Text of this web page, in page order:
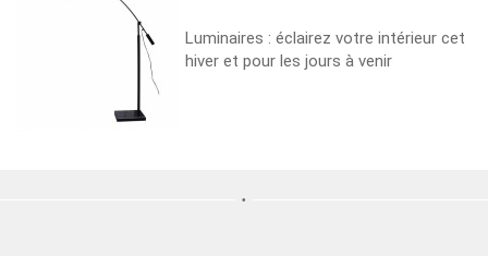
Luminaires : éclairez votre intérieur cet
hiver et pour les jours à venir